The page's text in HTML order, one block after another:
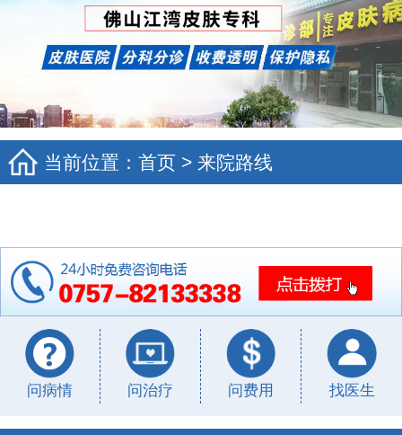
当前位置： 首页 > 来院路线
问病情 问治疗 问费用 找医生